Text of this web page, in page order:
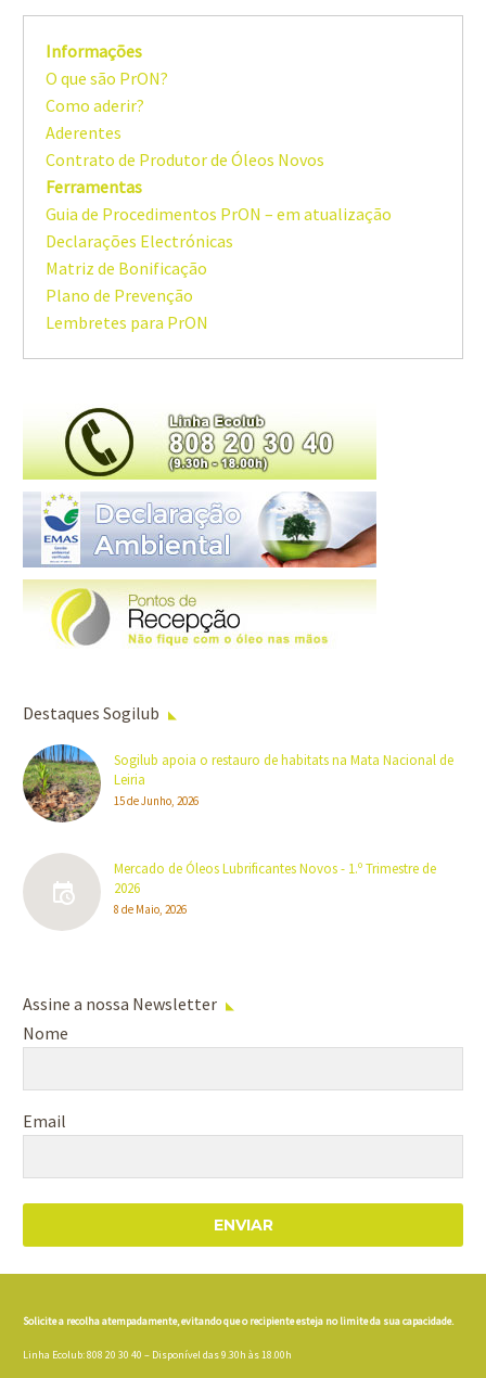
Informações
O que são PrON?
Como aderir?
Aderentes
Contrato de Produtor de Óleos Novos
Ferramentas
Guia de Procedimentos PrON – em atualização
Declarações Electrónicas
Matriz de Bonificação
Plano de Prevenção
Lembretes para PrON
Destaques Sogilub
Sogilub apoia o restauro de habitats na Mata Nacional de
Leiria
15 de Junho, 2026
Mercado de Óleos Lubrificantes Novos - 1.º Trimestre de
2026
8 de Maio, 2026
Assine a nossa Newsletter
Nome
Email
ENVIAR
Solicite a recolha atempadamente, evitando que o recipiente esteja no limite da sua capacidade.
Linha Ecolub: 808 20 30 40 – Disponível das 9.30h às 18.00h